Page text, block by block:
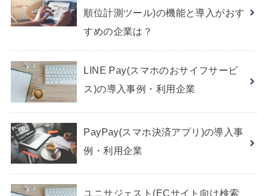
順位計測ツール)の機能と導入がおす
すめの企業は？
LINE Pay(スマホのおサイフサービ
ス)の導入事例・利用企業
PayPay(スマホ決済アプリ)の導入事
例・利用企業
ユニサジェスト(ECサイト向け検索